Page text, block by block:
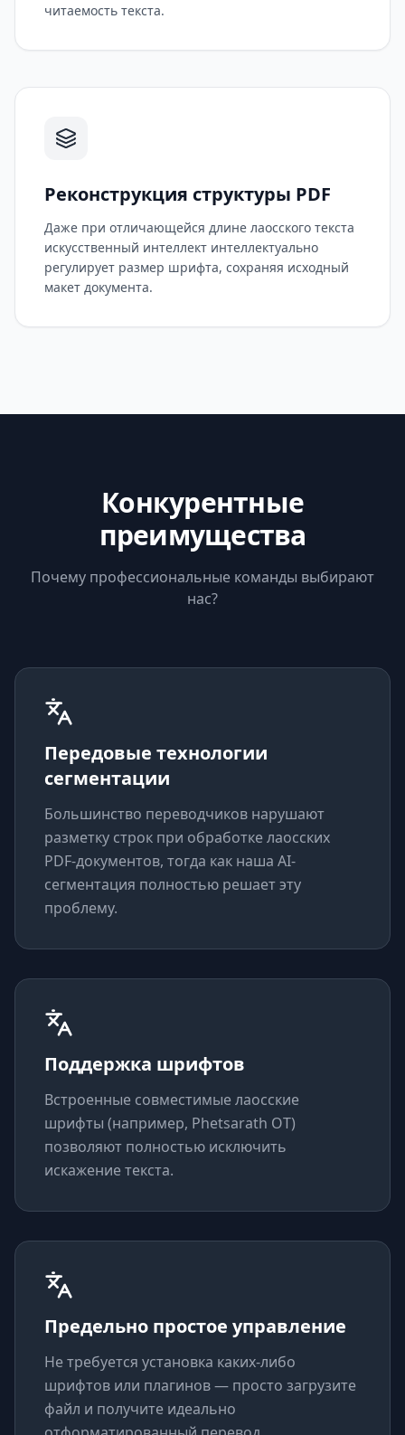
читаемость текста.
Реконструкция структуры PDF
Даже при отличающейся длине лаосского текста
искусственный интеллект интеллектуально
регулирует размер шрифта, сохраняя исходный
макет документа.
Конкурентные
преимущества
Почему профессиональные команды выбирают
нас?
Передовые технологии
сегментации
Большинство переводчиков нарушают
разметку строк при обработке лаосских
PDF-документов, тогда как наша AI-
сегментация полностью решает эту
проблему.
Поддержка шрифтов
Встроенные совместимые лаосские
шрифты (например, Phetsarath OT)
позволяют полностью исключить
искажение текста.
Предельно простое управление
Не требуется установка каких-либо
шрифтов или плагинов — просто загрузите
файл и получите идеально